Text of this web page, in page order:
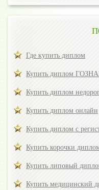
Где купить диплом
Купить диплом
Купить диплом
Купить диплом онлайн
Купить диплом с
Купить корочки
Купить липовый
Купить медицинский